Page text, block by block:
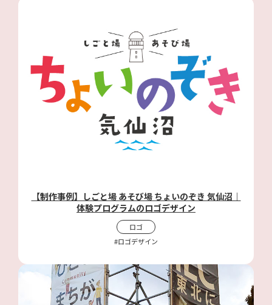
【制作事例】しごと場 あそび場 ちょいのぞき 気仙沼｜
体験プログラムのロゴデザイン
ロゴ
#ロゴデザイン